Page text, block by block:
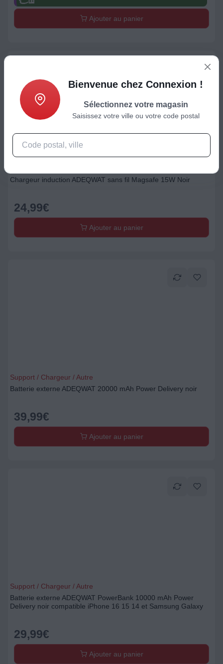
Ajouter au panier
Chargeur induction ADEQWAT sans fil Magsafe 15W Noir
24,99€
Ajouter au panier
Support / Chargeur / Autre
Batterie externe ADEQWAT 20000 mAh Power Delivery noir
39,99€
Ajouter au panier
Support / Chargeur / Autre
Batterie externe ADEQWAT PowerBank 10000 mAh Power
Delivery noir compatible iPhone 16 15 14 et Samsung Galaxy
29,99€
Ajouter au panier
Bienvenue chez Connexion !
Sélectionnez votre magasin
Saisissez votre ville ou votre code postal